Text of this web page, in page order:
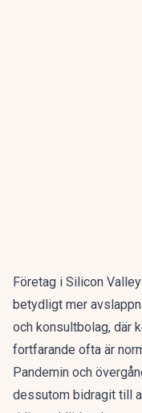
Företag i Silicon
betydligt mer
och konsultbolag, där
fortfarande ofta är
Pandemin och
dessutom bidragit till